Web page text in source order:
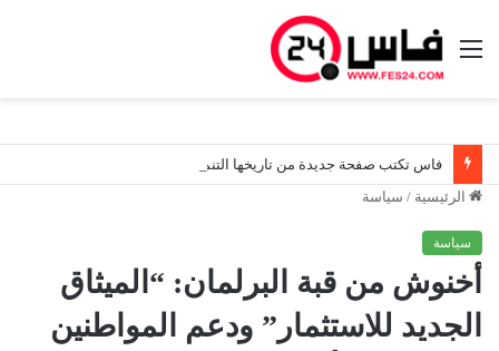
القائمة
الرئيسية / سياسة
سياسة
أخنوش من قبة البرلمان: “الميثاق
الجديد للاستثمار” ودعم المواطنين